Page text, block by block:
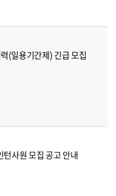
(일용기간제) 긴급 모집
사원 모집 공고 안내